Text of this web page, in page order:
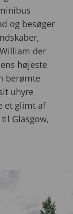
og besøger
der
højeste
berømte
uhyre
et glimt af
Glasgow,